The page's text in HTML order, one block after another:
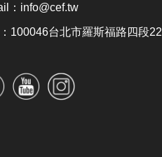
：info@cef.tw
100046台北市羅斯福路四段22